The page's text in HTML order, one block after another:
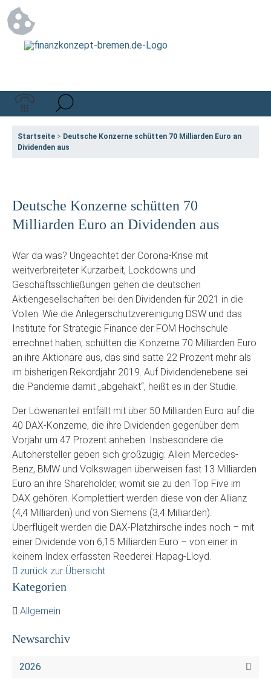
Startseite > Deutsche Konzerne schütten 70 Milliarden Euro an
Dividenden aus
Deutsche Konzerne schütten 70
Milliarden Euro an Dividenden aus
War da was? Ungeachtet der Corona-Krise mit
weitverbreiteter Kurzarbeit, Lockdowns und
Geschäftsschließungen gehen die deutschen
Aktiengesellschaften bei den Dividenden für 2021 in die
Vollen: Wie die Anlegerschutzvereinigung DSW und das
Institute for Strategic Finance der FOM Hochschule
errechnet haben, schütten die Konzerne 70 Milliarden Euro
an ihre Aktionäre aus, das sind satte 22 Prozent mehr als
im bisherigen Rekordjahr 2019. Auf Dividendenebene sei
die Pandemie damit „abgehakt“, heißt es in der Studie.
Der Löwenanteil entfällt mit über 50 Milliarden Euro auf die
40 DAX-Konzerne, die ihre Dividenden gegenüber dem
Vorjahr um 47 Prozent anheben. Insbesondere die
Autohersteller geben sich großzügig: Allein Mercedes-
Benz, BMW und Volkswagen überweisen fast 13 Milliarden
Euro an ihre Shareholder, womit sie zu den Top Five im
DAX gehören. Komplettiert werden diese von der Allianz
(4,4 Milliarden) und von Siemens (3,4 Milliarden).
Überflügelt werden die DAX-Platzhirsche indes noch – mit
einer Dividende von 6,15 Milliarden Euro – von einer in
keinem Index erfassten Reederei: Hapag-Lloyd.
zurück zur Übersicht
Kategorien
Allgemein
Newsarchiv
2026